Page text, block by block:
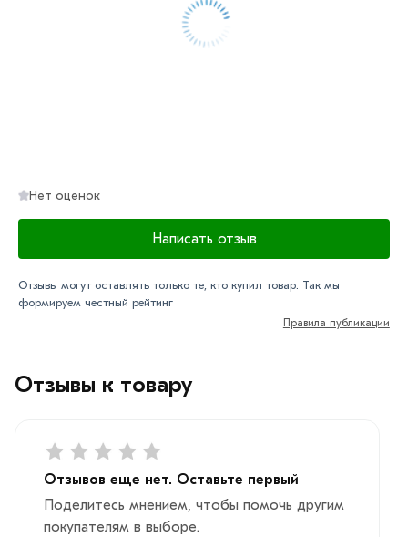
Отзывы к товару
Отзывов еще нет. Оставьте первый
Поделитесь мнением, чтобы помочь другим
покупателям в выборе.
Нет оценок
Написать отзыв
Отзывы могут оставлять только те, кто купил товар. Так мы
формируем честный рейтинг
Правила публикации